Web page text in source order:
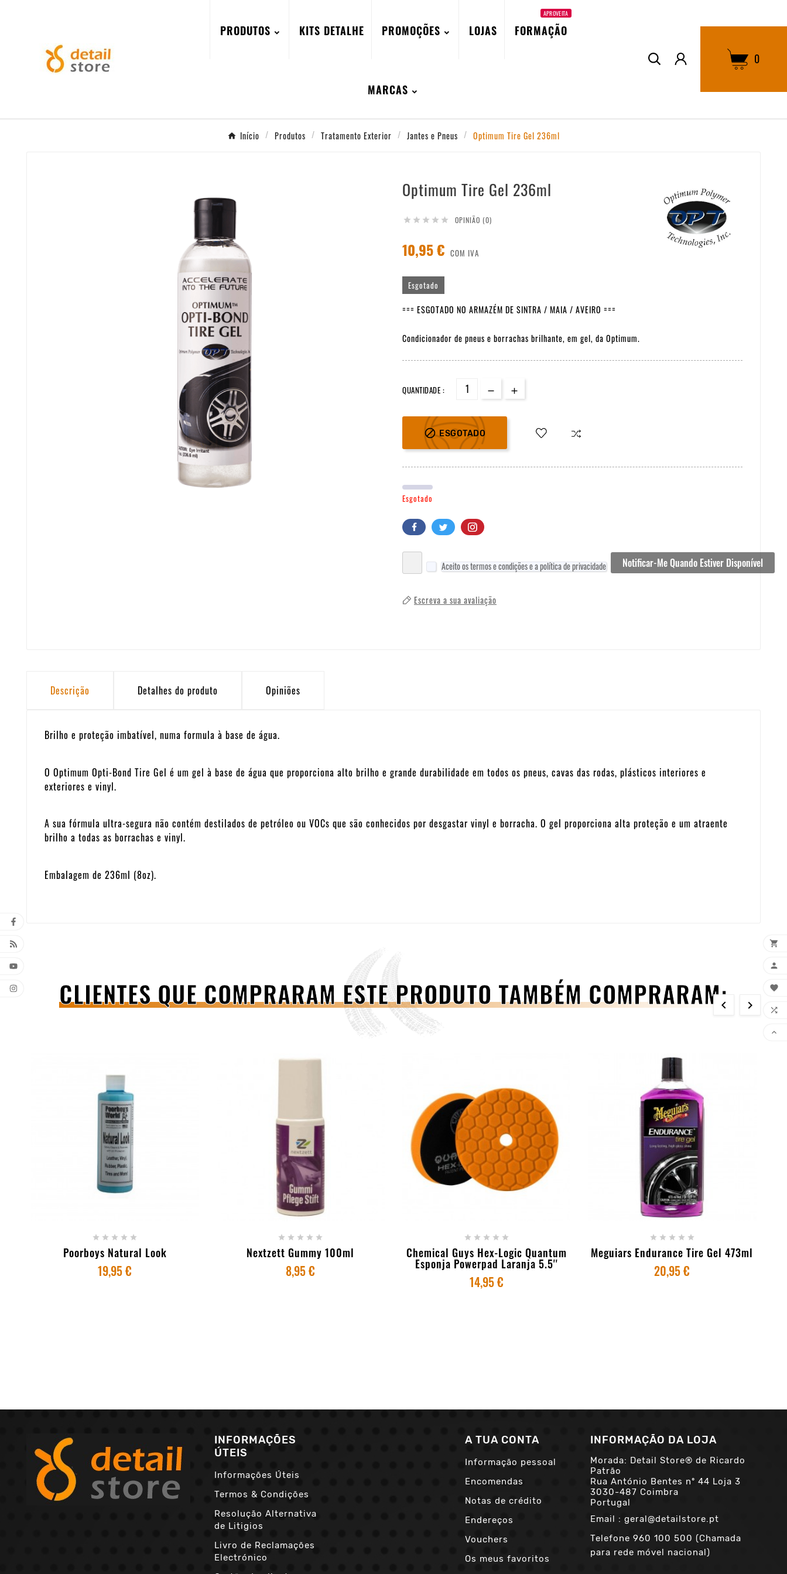
PRODUTOS KITS DETALHE PROMOÇÕES LOJAS FORMAÇÃO
APROVEITA
MARCAS
0
Início Produtos Tratamento Exterior Jantes e Pneus Optimum Tire Gel 236ml
Optimum Tire Gel 236ml
     OPINIÃO (0)
10,95 € COM IVA
Esgotado
=== ESGOTADO NO ARMAZÉM DE SINTRA / MAIA / AVEIRO ===
Condicionador de pneus e borrachas brilhante, em gel, da Optimum.
QUANTIDADE :
 ESGOTADO
Esgotado
Aceito os termos e condições e a política de privacidade Notificar-Me Quando Estiver Disponível
Escreva a sua avaliação
Descrição Detalhes do produto Opiniões
Brilho e proteção imbatível, numa formula à base de água.
O Optimum Opti-Bond Tire Gel é um gel à base de água que proporciona alto brilho e grande durabilidade em todos os pneus, cavas das rodas, plásticos interiores e
exteriores e vinyl.
A sua fórmula ultra-segura não contém destilados de petróleo ou VOCs que são conhecidos por desgastar vinyl e borracha. O gel proporciona alta proteção e um atraente
brilho a todas as borrachas e vinyl.
Embalagem de 236ml (8oz).
CLIENTES QUE COMPRARAM ESTE PRODUTO TAMBÉM COMPRARAM:
 
+ ADICIONAR AO CARRINHO
    
Poorboys Natural Look
19,95 €
+ ADICIONAR AO CARRINHO
    
Nextzett Gummy 100ml
8,95 €
- ESGOTADO
    
Chemical Guys Hex-Logic Quantum
Esponja Powerpad Laranja 5.5''
14,95 €
+ ADICIONAR AO CARRINHO
    
Meguiars Endurance Tire Gel 473ml
20,95 €
INFORMAÇÕES
ÚTEIS
Informações Úteis
Termos & Condições
Resolução Alternativa
de Litigios
Livro de Reclamações
Electrónico
A TUA CONTA
Informação pessoal
Encomendas
Notas de crédito
Endereços
Vouchers
Os meus favoritos
INFORMAÇÃO DA LOJA
Morada: Detail Store® de Ricardo
Patrão
Rua António Bentes nº 44 Loja 3
3030-487 Coimbra
Portugal
Email : geral@detailstore.pt
Telefone 960 100 500 (Chamada
para rede móvel nacional)




